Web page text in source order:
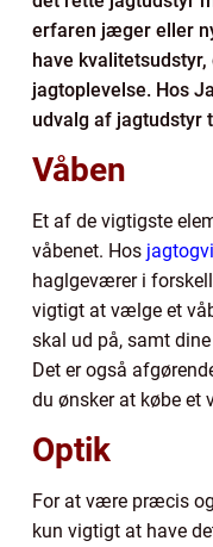
erfaren jæger eller
have
jagtoplevelse. Hos
udvalg af jagtudstyr
Våben
Et af de vigtigste
våbenet. Hos
haglgeværer i
vigtigt at vælge et
skal ud på, samt
Det er også
du ønsker at købe et
Optik
For at være præcis
kun vigtigt at have